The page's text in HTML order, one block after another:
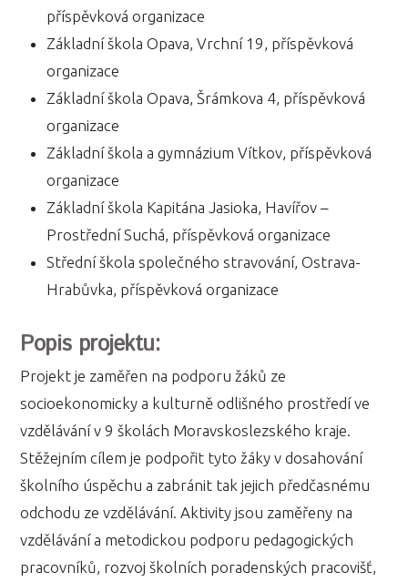
příspěvková organizace
Základní škola Opava, Vrchní 19, příspěvková
organizace
Základní škola Opava, Šrámkova 4, příspěvková
organizace
Základní škola a gymnázium Vítkov, příspěvková
organizace
Základní škola Kapitána Jasioka, Havířov –
Prostřední Suchá, příspěvková organizace
Střední škola společného stravování, Ostrava-
Hrabůvka, příspěvková organizace
Popis projektu:
Projekt je zaměřen na podporu žáků ze
socioekonomicky a kulturně odlišného prostředí ve
vzdělávání v 9 školách Moravskoslezského kraje.
Stěžejním cílem je podpořit tyto žáky v dosahování
školního úspěchu a zabránit tak jejich předčasnému
odchodu ze vzdělávání. Aktivity jsou zaměřeny na
vzdělávání a metodickou podporu pedagogických
pracovníků, rozvoj školních poradenských pracovišť,